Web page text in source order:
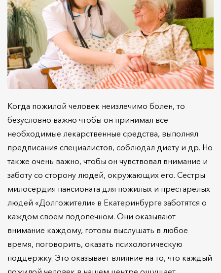
Когда пожилой человек неизлечимо болен, то
безусловно важно чтобы он принимал все
необходимые лекарственные средства, выполнял
предписания специалистов, соблюдал диету и др. Но
также очень важно, чтобы он чувствовал внимание и
заботу со сторону людей, окружающих его. Сестры
милосердия пансионата для пожилых и престарелых
людей «Долгожители» в Екатеринбурге заботятся о
каждом своем подопечном. Они оказывают
внимание каждому, готовы выслушать в любое
время, поговорить, оказать психологическую
поддержку. Это оказывает влияние на то, что каждый